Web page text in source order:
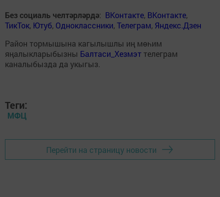
Без социаль челтәрләрдә: ВКонтакте, ВКонтакте,
ТикТок, Ютуб, Одноклассники,Телеграм, Яндекс.Дзен
Район тормышына кагылышлы иң мөһим
яңалыкларыбызны Балтаси_Хезмэт телеграм
каналыбызда да укыгыз.
Теги:
МФЦ
Перейти на страницу новости